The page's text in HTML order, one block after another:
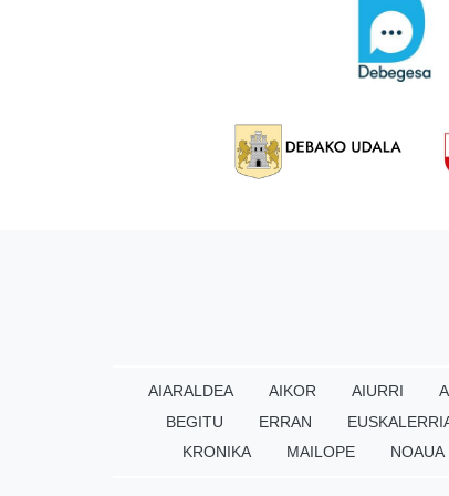
AIARALDEA AIKOR AIURRI
BEGITU
ERRAN
KRONIKA
MAILOPE NOAUA